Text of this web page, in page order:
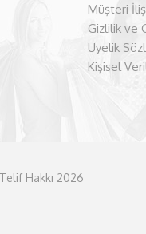
Müşteri
Gizlilik ve
Üyelik
Kişisel
Hakkı 2026